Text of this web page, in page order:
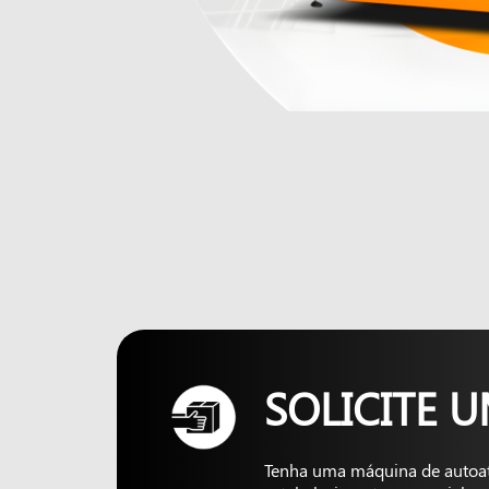
SOLICITE
Tenha uma máquina de